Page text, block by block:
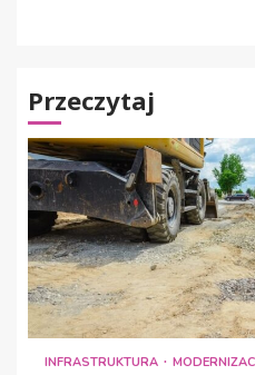
Przeczytaj
INFRASTRUKTURA